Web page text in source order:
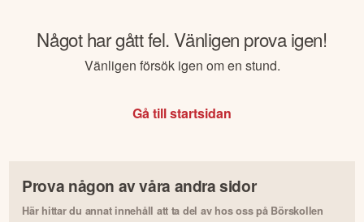
Något har gått fel. Vänligen prova igen!
Vänligen försök igen om en stund.
Gå till startsidan
Prova någon av våra andra sidor
Här hittar du annat innehåll att ta del av hos oss på Börskollen